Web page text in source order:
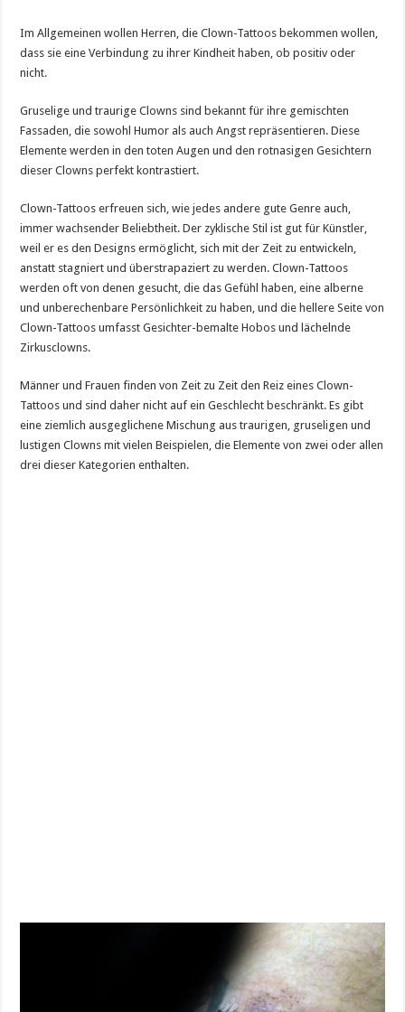
Im Allgemeinen wollen Herren, die Clown-Tattoos bekommen wollen,
dass sie eine Verbindung zu ihrer Kindheit haben, ob positiv oder
nicht.
Gruselige und traurige Clowns sind bekannt für ihre gemischten
Fassaden, die sowohl Humor als auch Angst repräsentieren. Diese
Elemente werden in den toten Augen und den rotnasigen Gesichtern
dieser Clowns perfekt kontrastiert.
Clown-Tattoos erfreuen sich, wie jedes andere gute Genre auch,
immer wachsender Beliebtheit. Der zyklische Stil ist gut für Künstler,
weil er es den Designs ermöglicht, sich mit der Zeit zu entwickeln,
anstatt stagniert und überstrapaziert zu werden. Clown-Tattoos
werden oft von denen gesucht, die das Gefühl haben, eine alberne
und unberechenbare Persönlichkeit zu haben, und die hellere Seite von
Clown-Tattoos umfasst Gesichter-bemalte Hobos und lächelnde
Zirkusclowns.
Männer und Frauen finden von Zeit zu Zeit den Reiz eines Clown-
Tattoos und sind daher nicht auf ein Geschlecht beschränkt. Es gibt
eine ziemlich ausgeglichene Mischung aus traurigen, gruseligen und
lustigen Clowns mit vielen Beispielen, die Elemente von zwei oder allen
drei dieser Kategorien enthalten.